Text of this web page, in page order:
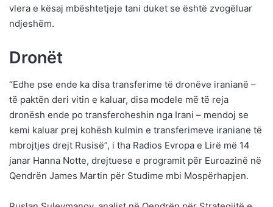
vlera e kësaj mbështetjeje tani duket se është zvogëluar
ndjeshëm.
Dronët
“Edhe pse ende ka disa transferime të dronëve iranianë –
të paktën deri vitin e kaluar, disa modele më të reja
dronësh ende po transferoheshin nga Irani – mendoj se
kemi kaluar prej kohësh kulmin e transferimeve iraniane të
mbrojtjes drejt Rusisë”, i tha Radios Evropa e Lirë më 14
janar Hanna Notte, drejtuese e programit për Euroazinë në
Qendrën James Martin për Studime mbi Mospërhapjen.